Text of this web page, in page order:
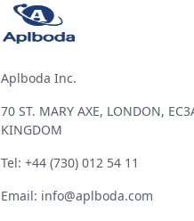
Aplboda Inc.
70 ST. MARY AXE, LONDON,
KINGDOM
Tel: +44 (730) 012 54 11
Email: info@aplboda.com